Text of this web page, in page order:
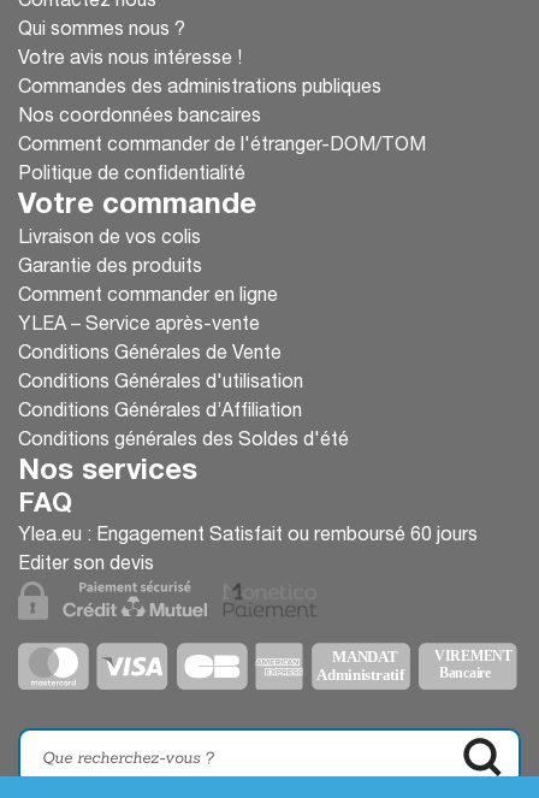
Qui sommes nous ?
Votre avis nous intéresse !
Commandes des administrations publiques
Nos coordonnées bancaires
Comment commander de l'étranger-DOM/TOM
Politique de confidentialité
Votre commande
Livraison de vos colis
Garantie des produits
Comment commander en ligne
YLEA – Service après-vente
Conditions Générales de Vente
Conditions Générales d'utilisation
Conditions Générales d’Affiliation
Conditions générales des Soldes d'été
Nos services
FAQ
Ylea.eu : Engagement Satisfait ou remboursé 60 jours
Editer son devis